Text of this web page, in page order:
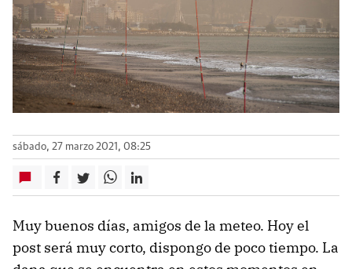
sábado, 27 marzo 2021, 08:25
Muy buenos días, amigos de la meteo. Hoy el
post será muy corto, dispongo de poco tiempo. La